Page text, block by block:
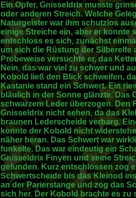
Ein Opfer, Gnisseldrix musste
oder anderen Streich. Welche
Naturgeister war ihm schutzlos
einige Streiche ein, aber er konnte
entschloss es sich, zunächst
um sich die Rüstung der Silberelfe
Probeweise versuchte er, das
Nein, das war viel zu schwer und
Kobold ließ den Blick schweifen,
Kastanie stand ein Schwert. Ein
bläulich in der Sonne glänzte. Das
schwarzem Leder überzogen. Den
Gnisseldrix nicht sehen, da das
braunen Lederscheide verbarg.
konnte der Kobold nicht
näher heran. Das Schwert war
funkelte. Das war eindeutig ein
Gnisseldrix Finyen und seine
gefunden. Kurz entschlossen zog
Schwertscheide bis das Kleinod
an der Parierstange und zog das
sich her. Der Kobold brachte es zu